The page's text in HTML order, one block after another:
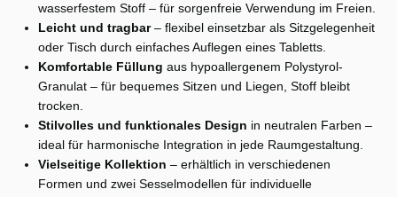
wasserfestem Stoff – für sorgenfreie Verwendung im Freien.
Leicht und tragbar– flexibel einsetzbar als Sitzgelegenheit
oder Tisch durch einfaches Auflegen eines Tabletts.
Komfortable Füllung aus hypoallergenem Polystyrol-
Granulat – für bequemes Sitzen und Liegen, Stoff bleibt
trocken.
Stilvolles und funktionales Design in neutralen Farben –
ideal für harmonische Integration in jede Raumgestaltung.
Vielseitige Kollektion – erhältlich in verschiedenen
Formen und zwei Sesselmodellen für individuelle